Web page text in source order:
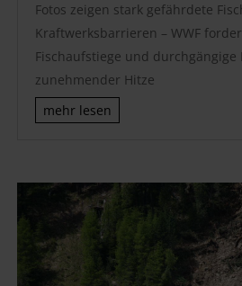
Fotos zeigen stark gefährdete
Kraftwerksbarrieren – WWF
Fischaufstiege und durchgängige
zunehmender Hitze
mehr lesen